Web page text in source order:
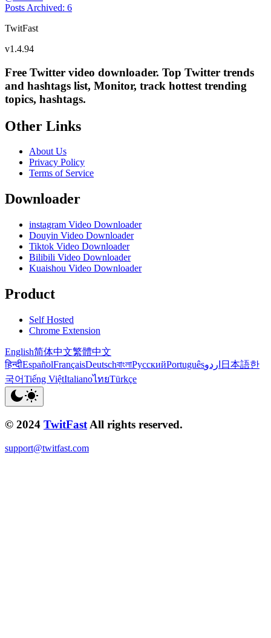
Posts Archived: 6
TwitFast
v1.4.94
Free Twitter video downloader. Top Twitter trends
and hashtags list, Monitor, track hottest trending
topics, hashtags.
Other Links
About Us
Privacy Policy
Terms of Service
Downloader
instagram Video Downloader
Douyin Video Downloader
Tiktok Video Downloader
Bilibili Video Downloader
Kuaishou Video Downloader
Product
Self Hosted
Chrome Extension
English简体中文繁體中文
हिन्दीEspañolFrançaisDeutschবাংলাРусскийPortuguêsاردو 日本語한
국어Tiếng ViệtItalianoไทยTürkçe
© 2024 TwitFast All rights reserved.
support@twitfast.com